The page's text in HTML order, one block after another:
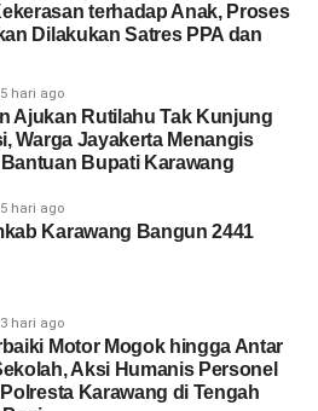
terhadap Anak, Proses
Dilakukan Satres PPA dan
5 hari ago
Ajukan Rutilahu Tak Kunjung
Warga Jayakerta Menangis
Bupati Karawang
5 hari ago
Karawang Bangun 2441
3 hari ago
Motor Mogok hingga Antar
Aksi Humanis Personel
Karawang di Tengah